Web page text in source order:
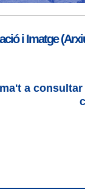
| Desconnectar
| CSS 3 | WCAG 2 i
i Imatge
a